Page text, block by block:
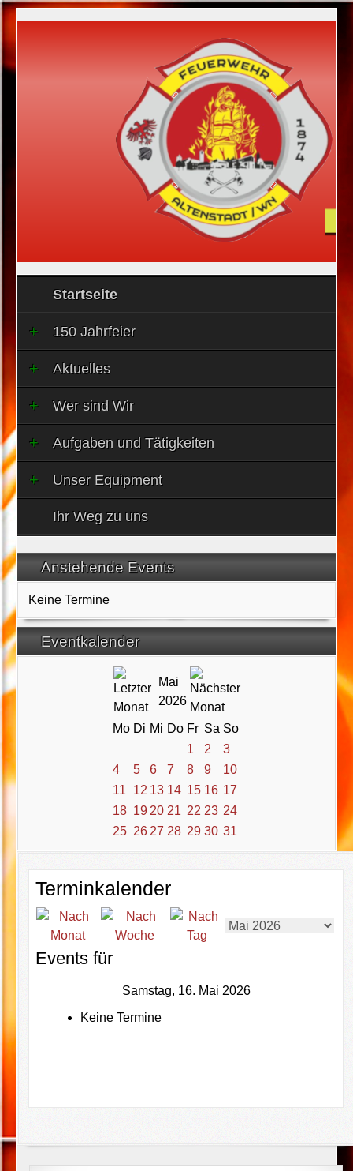
Startseite
150 Jahrfeier
Aktuelles
Wer sind Wir
Aufgaben und Tätigkeiten
Unser Equipment
Ihr Weg zu uns
Anstehende Events
Keine Termine
Eventkalender
Mai
2026
Mo Di Mi Do Fr Sa So
1
2
3
4
5 6 7 8 9
10
11
12 13 14 15 16 17
18 19 20 21 22 23 24
25 26 27 28 29 30 31
Terminkalender
Events für
Samstag, 16. Mai 2026
Keine Termine